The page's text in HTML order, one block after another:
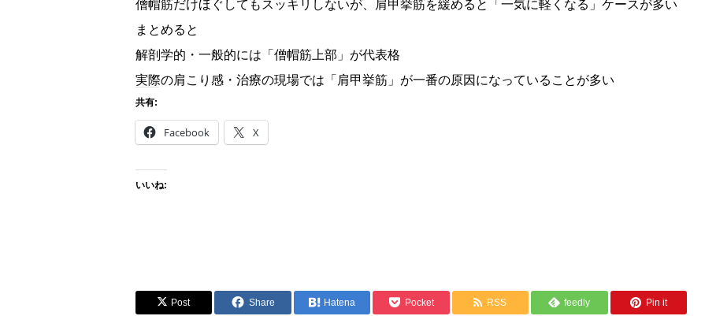
僧帽筋だけほぐしてもスッキリしないが、肩甲挙筋を緩めると「一気に軽くなる」ケースが多い
まとめると
解剖学的・一般的には「僧帽筋上部」が代表格
実際の肩こり感・治療の現場では「肩甲挙筋」が一番の原因になっていることが多い
共有:
Facebook X
いいね:
Post Share Hatena Pocket RSS feedly Pin it